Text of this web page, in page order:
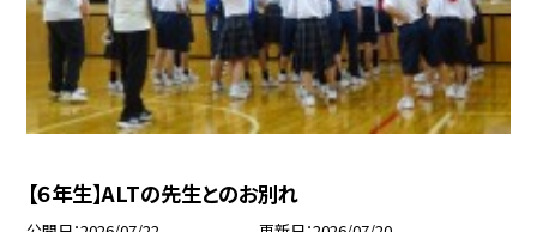
【６年生】ALTの先生とのお別れ